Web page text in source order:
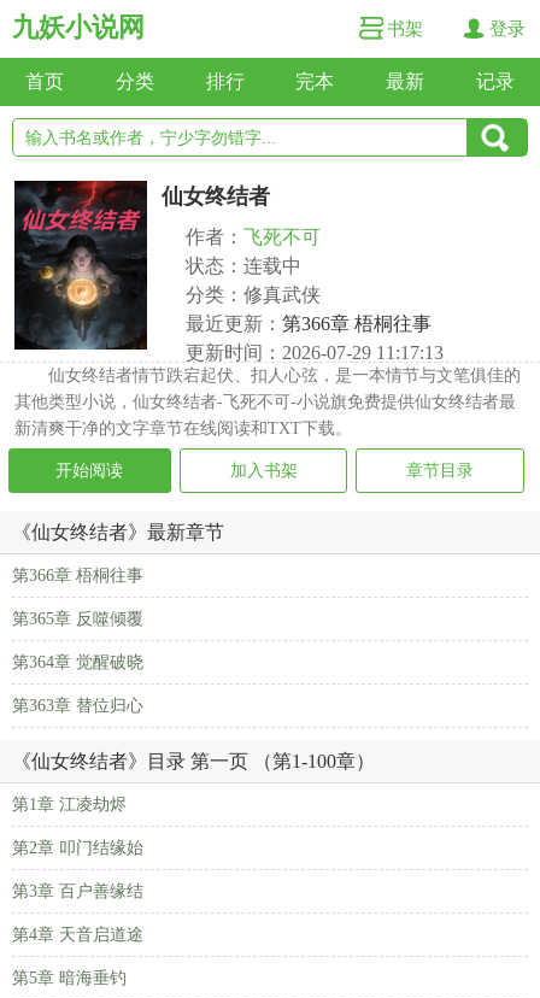
九妖小说网 书架 登录
首页 分类 排行 完本 最新 记录
仙女终结者
作者： 飞死不可
状态：连载中
分类：修真武侠
最近更新： 第366章 梧桐往事
更新时间：2026-07-29 11:17:13
仙女终结者情节跌宕起伏、扣人心弦，是一本情节与文笔俱佳的
其他类型小说，仙女终结者-飞死不可-小说旗免费提供仙女终结者最
新清爽干净的文字章节在线阅读和TXT下载。
开始阅读 加入书架 章节目录
《仙女终结者》最新章节
第366章 梧桐往事
第365章 反噬倾覆
第364章 觉醒破晓
第363章 替位归心
《仙女终结者》目录 第一页 （第1-100章）
第1章 江凌劫烬
第2章 叩门结缘始
第3章 百户善缘结
第4章 天音启道途
第5章 暗海垂钓